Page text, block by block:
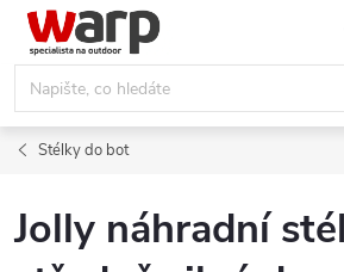
Přejít
obsah
Stélky do bot
Jolly náhradní